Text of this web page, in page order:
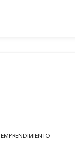
EMPRENDIMIENTO